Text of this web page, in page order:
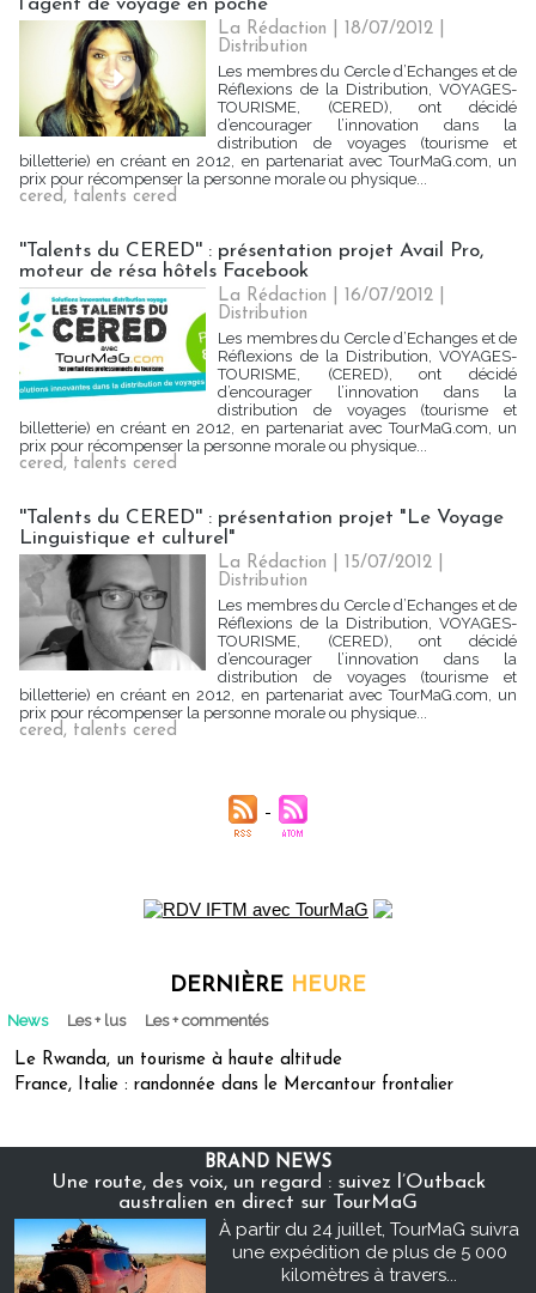
l’agent de voyage en poche
La Rédaction | 18/07/2012
Distribution
Les membres du Cercle d’Echanges et de
Réflexions de la Distribution, VOYAGES-
TOURISME, (CERED), ont décidé
d’encourager l’innovation dans la
distribution de voyages (tourisme et
billetterie) en créant en 2012, en partenariat avec TourMaG.com, un
prix pour récompenser la personne morale ou physique...
cered, talents cered
''Talents du CERED'' : présentation projet Avail Pro,
moteur de résa hôtels Facebook
La Rédaction | 16/07/2012
Distribution
Les membres du Cercle d’Echanges et de
Réflexions de la Distribution, VOYAGES-
TOURISME, (CERED), ont décidé
d’encourager l’innovation dans la
distribution de voyages (tourisme et
billetterie) en créant en 2012, en partenariat avec TourMaG.com, un
prix pour récompenser la personne morale ou physique...
cered, talents cered
''Talents du CERED'' : présentation projet "Le Voyage
Linguistique et culturel"
La Rédaction | 15/07/2012
Distribution
Les membres du Cercle d’Echanges et de
Réflexions de la Distribution, VOYAGES-
TOURISME, (CERED), ont décidé
d’encourager l’innovation dans la
distribution de voyages (tourisme et
billetterie) en créant en 2012, en partenariat avec TourMaG.com, un
prix pour récompenser la personne morale ou physique...
cered, talents cered
DERNIÈRE HEURE
News Les + lus Les + commentés
Le Rwanda, un tourisme à haute altitude
France, Italie : randonnée dans le Mercantour frontalier
BRAND NEWS
Une route, des voix, un regard : suivez l’Outback
australien en direct sur TourMaG
À partir du 24 juillet, TourMaG suivra
une expédition de plus de 5 000
kilomètres à travers...